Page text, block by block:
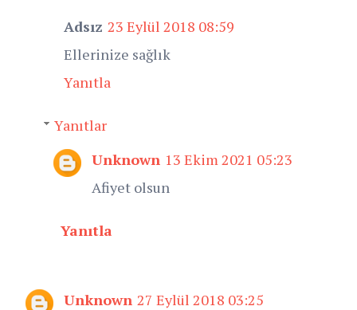
Adsız 23 Eylül 2018 08:59
Ellerinize sağlık
Yanıtla
Yanıtlar
Unknown 13 Ekim 2021 05:23
Afiyet olsun
Yanıtla
Unknown 27 Eylül 2018 03:25